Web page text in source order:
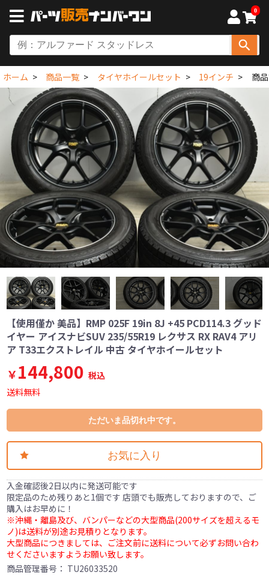
0
ホーム 商品一覧 タイヤホイールセット 19インチ 商
【使用僅か 美品】RMP 025F 19in 8J +45 PCD114.3 グッド
イヤー アイスナビSUV 235/55R19 レクサス RX RAV4 アリ
ア T33エクストレイル 中古 タイヤホイールセット
￥144,800 税込
送料無料
ただいま品切れ中です。
お気に入り
入金確認後2日以内に発送可能です
限定品のため残りあと1個です 店頭でも販売しておりますので、ご
購入はお早めに！
※沖縄・離島及び、バンパーなどの大型商品(200サイズを超えるモ
ノ)は送料が別途お見積りとなります。
大型商品につきましては、ご注文前に送料について必ずお問い合わ
せくださいますようお願い致します。
商品管理番号： TU26033520